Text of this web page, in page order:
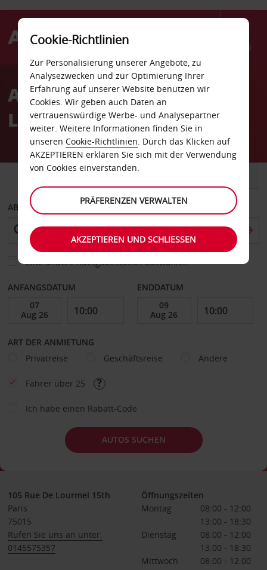
Menü
AvisAutovermietung Paris
Lourmel
ABHOLEN VON
Eine andere Rückgabestation auswählen
ANFANGSDATUM ENDDATUM
ART DER ANMIETUNG
Privatreise
Geschäftsreise Andere
Fahrer über 25
Ich habe einen Rabatt-Code
AUTOS SUCHEN
105 Rue De Lourmel 15th
Paris
75015
Rufen Sie uns an unter:
0145575357
Öffnungszeiten
Montag
08:00 - 12:00
13:00 - 18:30
Dienstag
08:00 - 12:00
13:00 - 18:30
Mittwoch
08:00 - 12:00
Cookie-Richtlinien
Zur Personalisierung unserer Angebote, zu
Analysezwecken und zur Optimierung Ihrer
Erfahrung auf unserer Website benutzen wir
Cookies. Wir geben auch Daten an
vertrauenswürdige Werbe- und Analysepartner
weiter. Weitere Informationen finden Sie in
unseren Cookie-Richtlinien. Durch das Klicken auf
AKZEPTIEREN erklären Sie sich mit der Verwendung
von Cookies einverstanden.
PRÄFERENZEN VERWALTEN
AKZEPTIEREN UND SCHLIESSEN